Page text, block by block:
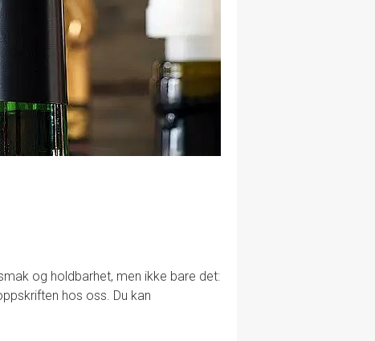
og holdbarhet, men ikke bare det:
hos oss. Du kan